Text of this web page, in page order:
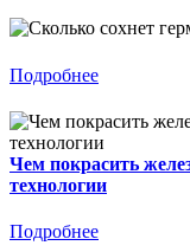
Подробнее
Чем покрасить
технологии
Подробнее